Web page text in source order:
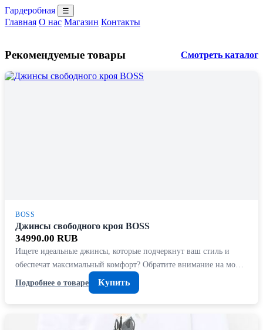
Гардеробная ☰
Главная О нас Магазин Контакты
Рекомендуемые товары Смотреть каталог
BOSS
Джинсы свободного кроя BOSS
34990.00 RUB
Ищете идеальные джинсы, которые подчеркнут ваш стиль и
обеспечат максимальный комфорт? Обратите внимание на мо…
Подробнее о товаре
Купить